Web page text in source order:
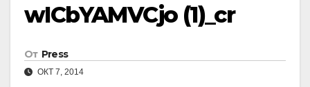
wICbYAMVCjo (1)_cr
От Press
ОКТ 7, 2014